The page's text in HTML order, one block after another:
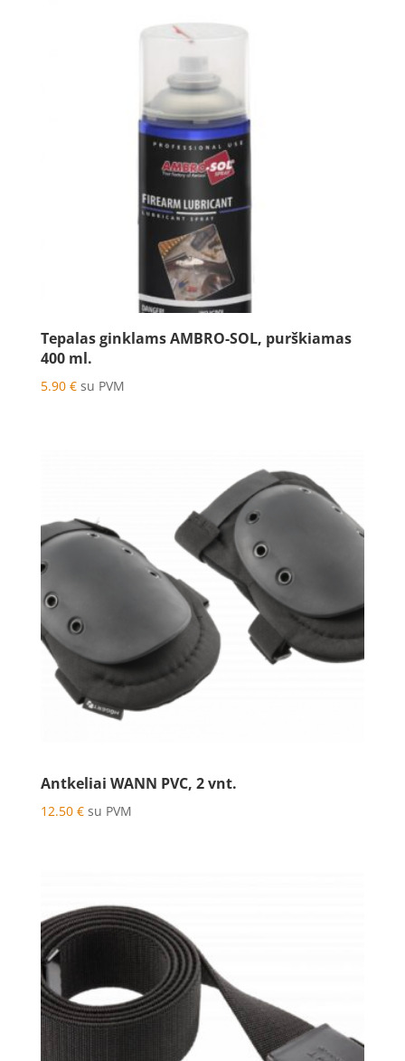
Tepalas ginklams AMBRO-SOL, purškiamas
400 ml.
5.90 € su PVM
Antkeliai WANN PVC, 2 vnt.
12.50 € su PVM